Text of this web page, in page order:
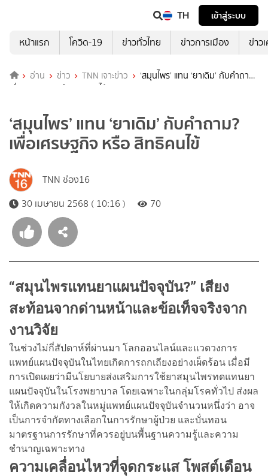
TH
เข้าสู่ระบบ
หน้าแรก
โควิด-19 ข่าวทั่วไทย ข่าวการเมือง ข่าว
อ่าน ข่าว TNN เจาะข่าว
‘สมุนไพร’ แทน ‘ยาเดิม’ กับคำถาม?
เพื่อเศรษฐกิจ หรือ สิทธิคนไข้
‘สมุนไพร’ แทน ‘ยาเดิม’ กับคำถาม?
เพื่อเศรษฐกิจ หรือ สิทธิคนไข้
TNN ช่อง16
30 เมษายน 2568 ( 10:16 )
70
“สมุนไพรแทนยาแผนปัจจุบัน?” เสียง
สะท้อนจากด่านหน้าและข้อเท็จจริงจาก
งานวิจัย
ในช่วงไม่กี่สัปดาห์ที่ผ่านมา โลกออนไลน์และแวดวงการ
แพทย์แผนปัจจุบันในไทยเกิดการถกเถียงอย่างเผ็ดร้อน เมื่อมี
การเปิดเผยว่ามีนโยบายส่งเสริมการใช้ยาสมุนไพรทดแทนยา
แผนปัจจุบันในโรงพยาบาล โดยเฉพาะในกลุ่มโรคทั่วไป ส่งผล
ให้เกิดความกังวลในหมู่แพทย์แผนปัจจุบันจำนวนหนึ่งว่า อาจ
เป็นการจำกัดทางเลือกในการรักษาผู้ป่วย และบั่นทอน
มาตรฐานการรักษาที่ควรอยู่บนพื้นฐานความรู้และความ
ชำนาญเฉพาะทาง
ความเคลื่อนไหวที่จุดกระแส โพสต์เตือน